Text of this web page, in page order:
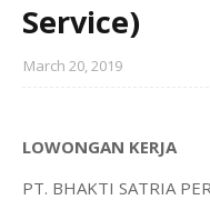
Service)
March 20, 2019
LOWONGAN KERJA
PT. BHAKTI SATRIA